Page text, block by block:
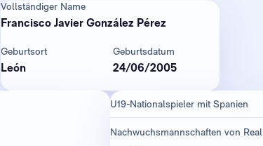
Vollständiger Name
Francisco Javier González Pérez
Geburtsort
León
Geburtsdatum
24/06/2005
U19-Nationalspieler mit Spanien
Nachwuchsmannschaften von